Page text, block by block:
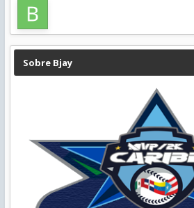
Sobre Bjay